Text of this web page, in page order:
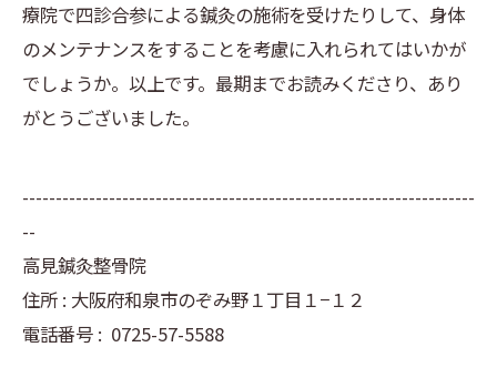
療院で四診合参による鍼灸の施術を受けたりして、身体
のメンテナンスをすることを考慮に入れられてはいかが
でしょうか。以上です。最期までお読みくださり、あり
がとうございました。
--------------------------------------------------------------------
--
高見鍼灸整骨院
住所 : 大阪府和泉市のぞみ野１丁目１−１２
電話番号 : 0725-57-5588